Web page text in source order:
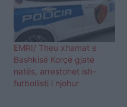
EMRI/ Theu xhamat e
Bashkisë Korçë gjatë
natës, arrestohet ish-
futbollisti i njohur